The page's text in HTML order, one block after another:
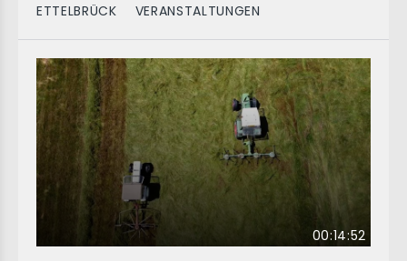
ETTELBRÜCK VERANSTALTUNGEN
00:14:52